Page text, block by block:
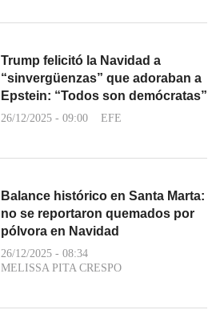
Trump felicitó la Navidad a
“sinvergüenzas” que adoraban a
Epstein: “Todos son demócratas”
26/12/2025 - 09:00 EFE
Balance histórico en Santa Marta:
no se reportaron quemados por
pólvora en Navidad
26/12/2025 - 08:34
MELISSA PITA CRESPO